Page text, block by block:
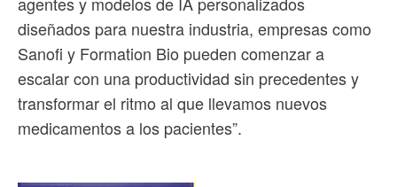
diseñados para nuestra industria, empresas como
Sanofi y Formation Bio pueden comenzar a
escalar con una productividad sin precedentes y
transformar el ritmo al que llevamos nuevos
medicamentos a los pacientes”.